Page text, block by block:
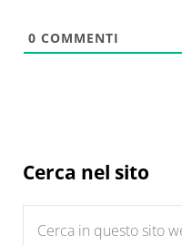
0 COMMENTI
Sidebar
Cerca nel sito